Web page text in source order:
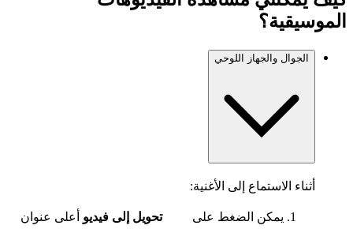
الموسيقية؟
الجوال والجهاز اللوحي
أثناء الاستماع إلى الأغنية:
يمكن الضغط على تحويل إلى فيديو أعلى عنوان